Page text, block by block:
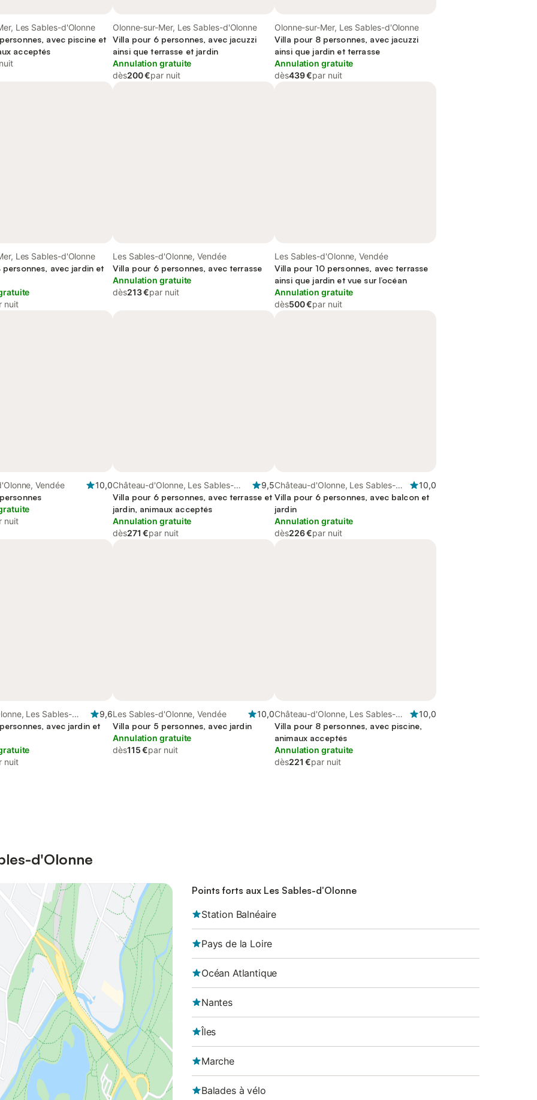
Les Sables-d'Olonne
avec piscine et
acceptés
Olonne-sur-Mer, Les Sables-d'Olonne
Villa pour 6 personnes, avec jacuzzi
ainsi que terrasse et jardin
Annulation gratuite
dès200 €par nuit
Olonne-sur-Mer, Les Sables-d'Olonne
Villa pour 8 personnes, avec jacuzzi
ainsi que jardin et terrasse
Annulation gratuite
dès439 €par nuit
Les Sables-d'Olonne
personnes, avec jardin et
nuit
Les Sables-d'Olonne, Vendée
Villa pour 6 personnes, avec terrasse
Annulation gratuite
dès213 €par nuit
Les Sables-d'Olonne, Vendée
Villa pour 10 personnes, avec terrasse
ainsi que jardin et vue sur l’océan
Annulation gratuite
dès500 €par nuit
Vendée
10,0
nuit
Château-d'Olonne, Les Sables-
d'Olonne
9,5
Villa pour 6 personnes, avec terrasse et
jardin, animaux acceptés
Annulation gratuite
dès271 €par nuit
Château-d'Olonne, Les Sables-
d'Olonne
10,0
Villa pour 6 personnes, avec balcon et
jardin
Annulation gratuite
dès226 €par nuit
Les Sables-
9,6
avec jardin et
nuit
Les Sables-d'Olonne, Vendée
10,0
Villa pour 5 personnes, avec jardin
Annulation gratuite
dès115 €par nuit
Château-d'Olonne, Les Sables-
d'Olonne
10,0
Villa pour 8 personnes, avec piscine,
animaux acceptés
Annulation gratuite
dès221 €par nuit
d'Olonne
Points forts aux Les Sables-d'Olonne
Station Balnéaire
Pays de la Loire
Océan Atlantique
Nantes
Îles
Marche
Balades à vélo